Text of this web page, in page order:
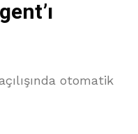
otomatik